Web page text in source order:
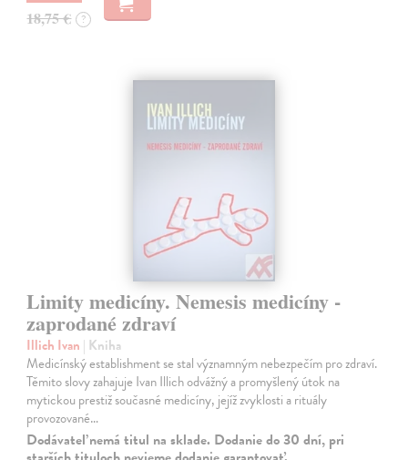
18,75 € ?
Limity medicíny. Nemesis medicíny -
zaprodané zdraví
Illich Ivan | Kniha
Medicínský establishment se stal významným nebezpečím pro zdraví.
Těmito slovy zahajuje Ivan Illich odvážný a promyšlený útok na
mytickou prestiž současné medicíny, jejíž zvyklosti a rituály
provozované…
Dodávateľ nemá titul na sklade. Dodanie do 30 dní, pri